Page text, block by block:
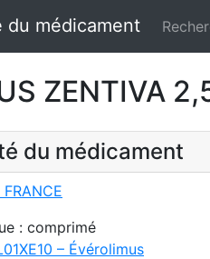
du médicament
ZENTIVA
du médicament
: comprimé
– Évérolimus